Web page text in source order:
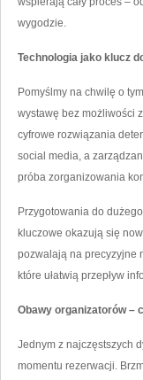
wygodzie.
Technologia jako klucz
Pomyślmy na chwilę o
wystawę bez możliwości
cyfrowe rozwiązania
social media, a
próba zorganizowania
Przygotowania do
kluczowe okazują się
pozwalają na precyzyjne
które ułatwią przepływ
Obawy organizatorów –
Jednym z najczęstszych
momentu rezerwacji.